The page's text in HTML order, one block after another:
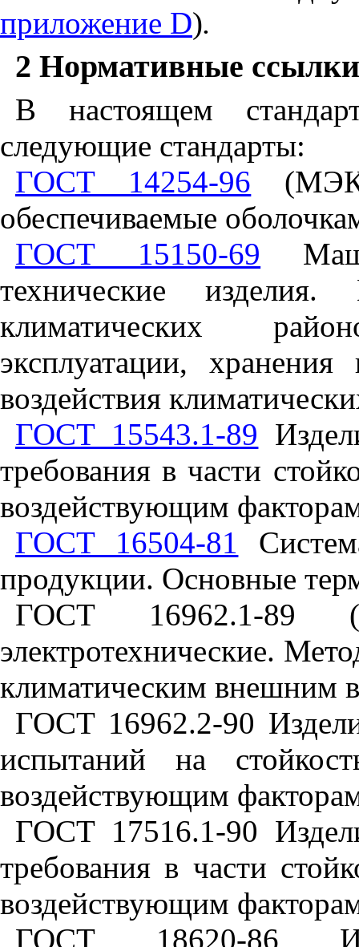
приложение D).
2 Нормативные ссылки
В настоящем
следующие стандарты:
ГОСТ 14254-96 (МЭК
обеспечиваемые
ГОСТ 15150-69
технические
климатических
эксплуатации,
воздействия
ГОСТ 15543.1-89
требования в части
воздействующим
ГОСТ 16504-81
продукции. Основные
ГОСТ 16962.1-89
электротехнические.
климатическим внешним
ГОСТ 16962.2-90
испытаний на
воздействующим
ГОСТ 17516.1-90
требования в части
воздействующим
ГОСТ 18620-86